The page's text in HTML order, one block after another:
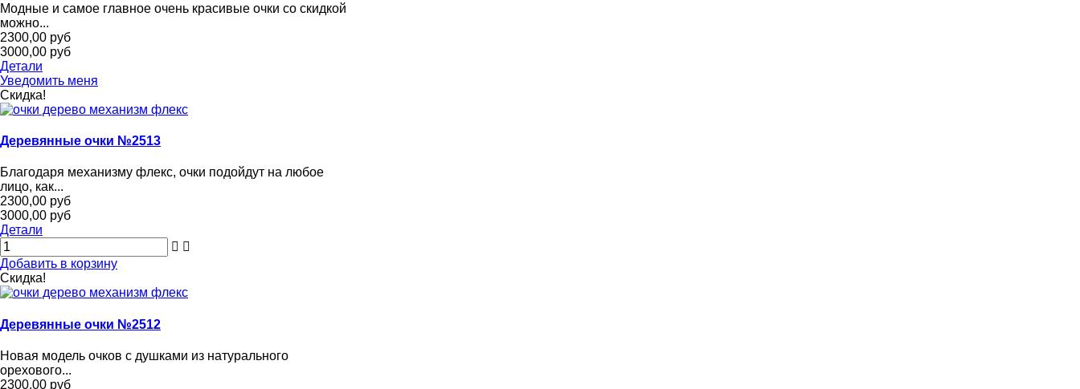
Модные и самое главное очень красивые очки со скидкой
можно...
2300,00 руб
3000,00 руб
Детали
Уведомить меня
Скидка!
Деревянные очки №2513
Благодаря механизму флекс, очки подойдут на любое
лицо, как...
2300,00 руб
3000,00 руб
Детали
Добавить в корзину
Скидка!
Деревянные очки №2512
Новая модель очков с душками из натурального
орехового...
2300,00 руб